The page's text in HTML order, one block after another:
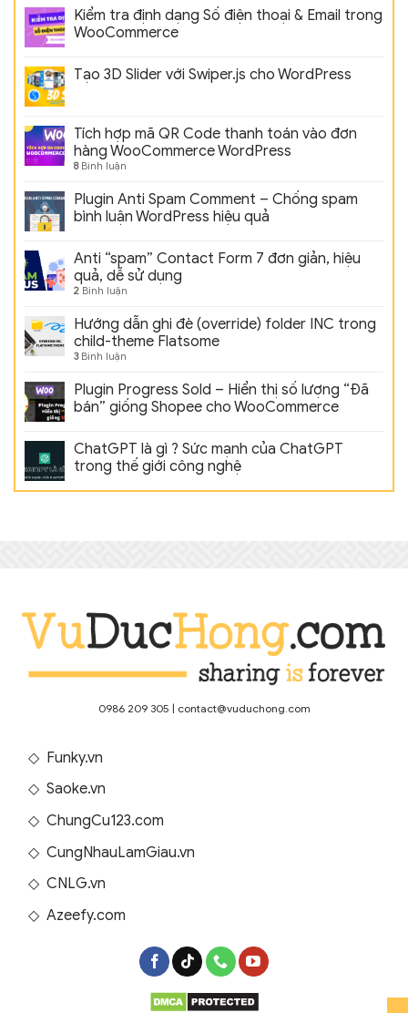
Kiểm tra định dạng Số điện thoại & Email trong
WooCommerce
Tạo 3D Slider với Swiper.js cho WordPress
Tích hợp mã QR Code thanh toán vào đơn
hàng WooCommerce WordPress
8Bình luận
Plugin Anti Spam Comment – Chống spam
bình luận WordPress hiệu quả
Anti “spam” Contact Form 7 đơn giản, hiệu
quả, dễ sử dụng
2 Bình luận
Hướng dẫn ghi đè (override) folder INC trong
child-theme Flatsome
3Bình luận
Plugin Progress Sold – Hiển thị số lượng “Đã
bán” giống Shopee cho WooCommerce
ChatGPT là gì ? Sức mạnh của ChatGPT
trong thế giới công nghệ
0986 209 305 | contact@vuduchong.com
◇ Funky.vn
◇ Saoke.vn
◇ ChungCu123.com
◇ CungNhauLamGiau.vn
◇ CNLG.vn
◇ Azeefy.com